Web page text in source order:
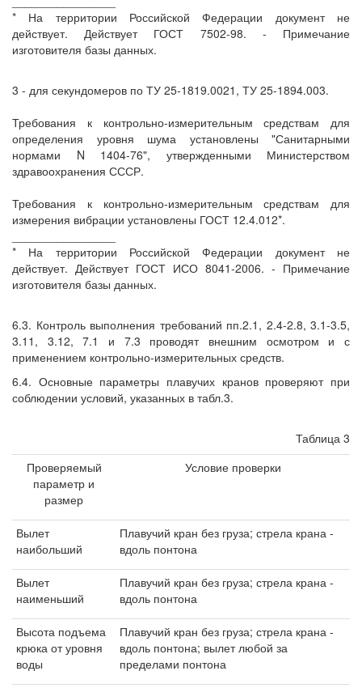
* На территории Российской Федерации документ не
действует. Действует ГОСТ 7502-98. - Примечание
изготовителя базы данных.
3 - для секундомеров по ТУ 25-1819.0021, ТУ 25-1894.003.
Требования к контрольно-измерительным средствам для
определения уровня шума установлены "Санитарными
нормами N 1404-76", утвержденными Министерством
здравоохранения СССР.
Требования к контрольно-измерительным средствам для
измерения вибрации установлены ГОСТ 12.4.012*.
* На территории Российской Федерации документ не
действует. Действует ГОСТ ИСО 8041-2006. - Примечание
изготовителя базы данных.
6.3. Контроль выполнения требований пп.2.1, 2.4-2.8, 3.1-3.5,
3.11, 3.12, 7.1 и 7.3 проводят внешним осмотром и с
применением контрольно-измерительных средств.
6.4. Основные параметры плавучих кранов проверяют при
соблюдении условий, указанных в табл.3.
Таблица 3
Проверяемый
параметр и
размер
Условие проверки
Вылет
наибольший
Плавучий кран без груза; стрела крана -
вдоль понтона
Вылет
наименьший
Плавучий кран без груза; стрела крана -
вдоль понтона
Высота подъема
крюка от уровня
воды
Плавучий кран без груза; стрела крана -
вдоль понтона; вылет любой за
пределами понтона